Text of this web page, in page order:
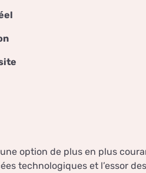
option de plus en plus
technologiques et l’essor